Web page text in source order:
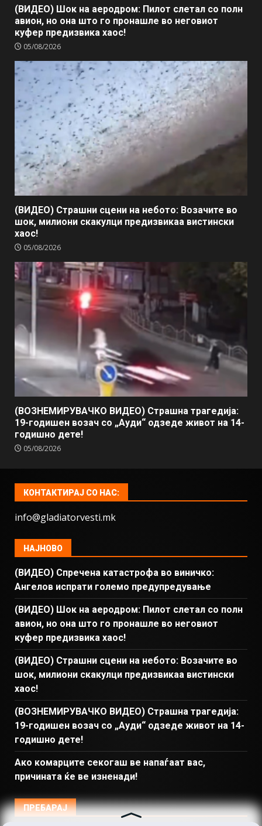
(ВИДЕО) Шок на аеродром: Пилот слетал со полн
авион, но она што го пронашле во неговиот
куфер предизвика хаос!
05/08/2026
(ВИДЕО) Страшни сцени на небото: Возачите во
шок, милиони скакулци предизвикаа вистински
хаос!
05/08/2026
(ВОЗНЕМИРУВАЧКО ВИДЕО) Страшна трагедија:
19-годишен возач со „Ауди“ одзеде живот на 14-
годишно дете!
05/08/2026
КОНТАКТИРАЈ СО НАС:
info@gladiatorvesti.mk
НАЈНОВО
(ВИДЕО) Спречена катастрофа во виничко:
Ангелов испрати големо предупредување
(ВИДЕО) Шок на аеродром: Пилот слетал со полн
авион, но она што го пронашле во неговиот
куфер предизвика хаос!
(ВИДЕО) Страшни сцени на небото: Возачите во
шок, милиони скакулци предизвикаа вистински
хаос!
(ВОЗНЕМИРУВАЧКО ВИДЕО) Страшна трагедија:
19-годишен возач со „Ауди“ одзеде живот на 14-
годишно дете!
Ако комарците секогаш ве напаѓаат вас,
причината ќе ве изненади!
ПРЕБАРАЈ